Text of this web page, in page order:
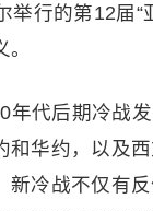
行的第12届“
代后期冷战
华约，以及
冷战不仅有